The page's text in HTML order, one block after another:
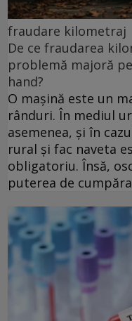
fraudare kilometraj
De ce fraudarea
problemă majoră
hand?
O mașină este un
rânduri. În mediul
asemenea, și în
rural și fac naveta
obligatoriu. Însă,
puterea de